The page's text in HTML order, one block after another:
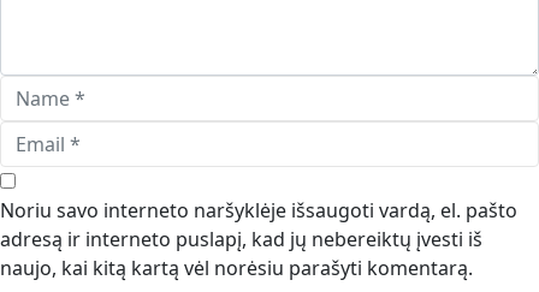
Noriu savo interneto naršyklėje išsaugoti vardą, el. pašto
adresą ir interneto puslapį, kad jų nebereiktų įvesti iš
naujo, kai kitą kartą vėl norėsiu parašyti komentarą.